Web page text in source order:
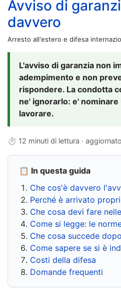
Avviso di
davvero
Arresto all'estero e difesa
L'avviso di garanzia non
adempimento e non
rispondere. La condotta
ne' ignorarlo: e'
lavorare.
⏱ 12 minuti di lettura ·
📋 In questa guida
Che cos'è davvero
Perché è arrivato
Che cosa devi fare
Come si legge: le
Che cosa succede dopo
Come sapere se si è
Costi della difesa
Domande frequenti